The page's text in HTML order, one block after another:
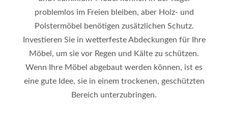
problemlos im Freien bleiben, aber Holz- und
Polstermöbel benötigen zusätzlichen Schutz.
Investieren Sie in wetterfeste Abdeckungen für Ihre
Möbel, um sie vor Regen und Kälte zu schützen.
Wenn Ihre Möbel abgebaut werden können, ist es
eine gute Idee, sie in einem trockenen, geschützten
Bereich unterzubringen.